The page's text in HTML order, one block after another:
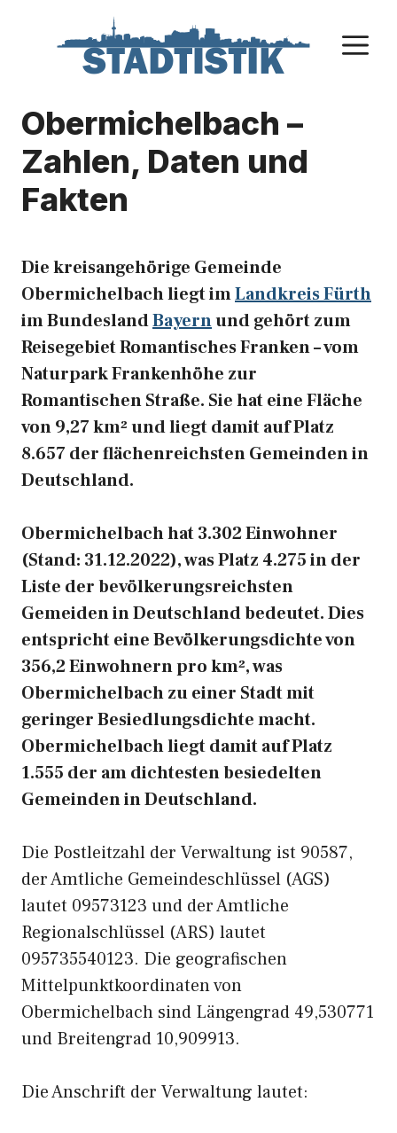
Obermichelbach –
Zahlen, Daten und
Fakten
Die kreisangehörige Gemeinde
Obermichelbach liegt imLandkreis Fürth
im BundeslandBayernund gehört zum
Reisegebiet Romantisches Franken – vom
Naturpark Frankenhöhe zur
Romantischen Straße. Sie hat eine Fläche
von 9,27 km² und liegt damit auf Platz
8.657 der flächenreichsten Gemeinden in
Deutschland.
Obermichelbach hat 3.302 Einwohner
(Stand: 31.12.2022), was Platz 4.275 in der
Liste der bevölkerungsreichsten
Gemeiden in Deutschland bedeutet. Dies
entspricht eine Bevölkerungsdichte von
356,2 Einwohnern pro km², was
Obermichelbach zu einer Stadt mit
geringer Besiedlungsdichte macht.
Obermichelbach liegt damit auf Platz
1.555 der am dichtesten besiedelten
Gemeinden in Deutschland.
Die Postleitzahl der Verwaltung ist 90587,
der Amtliche Gemeindeschlüssel (AGS)
lautet 09573123 und der Amtliche
Regionalschlüssel (ARS) lautet
095735540123. Die geografischen
Mittelpunktkoordinaten von
Obermichelbach sind Längengrad 49,530771
und Breitengrad 10,909913.
Die Anschrift der Verwaltung lautet: